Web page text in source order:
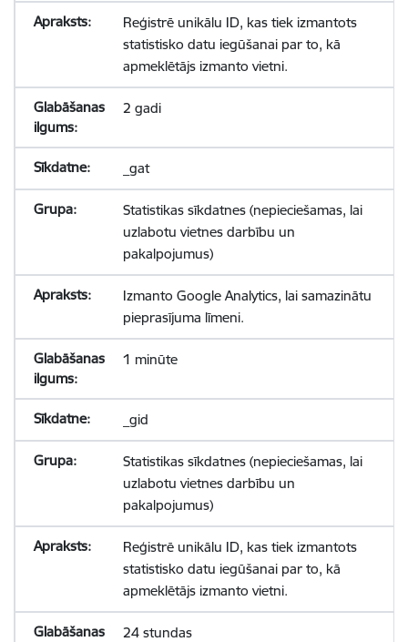
Reģistrē unikālu ID, kas tiek izmantots
statistisko datu iegūšanai par to, kā
apmeklētājs izmanto vietni.
2 gadi
_gat
Statistikas sīkdatnes (nepieciešamas, lai
uzlabotu vietnes darbību un
pakalpojumus)
Izmanto Google Analytics, lai samazinātu
pieprasījuma līmeni.
1 minūte
_gid
Statistikas sīkdatnes (nepieciešamas, lai
uzlabotu vietnes darbību un
pakalpojumus)
Reģistrē unikālu ID, kas tiek izmantots
statistisko datu iegūšanai par to, kā
apmeklētājs izmanto vietni.
24 stundas